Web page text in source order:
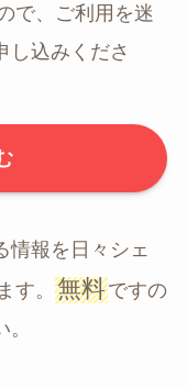
で、ご利用を迷
し込みくださ
情報を日々シェ
す。 無料ですの